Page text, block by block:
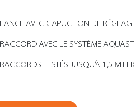
LANCE AVEC CAPUCHON DE
RACCORD AVEC LE SYSTÈME
RACCORDS TESTÉS JUSQU’À 1,5